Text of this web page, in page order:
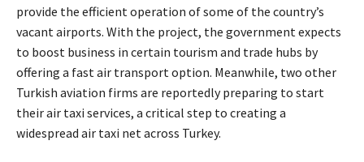
provide the efficient operation of some of the country’s
vacant airports. With the project, the government expects
to boost business in certain tourism and trade hubs by
offering a fast air transport option. Meanwhile, two other
Turkish aviation firms are reportedly preparing to start
their air taxi services, a critical step to creating a
widespread air taxi net across Turkey.